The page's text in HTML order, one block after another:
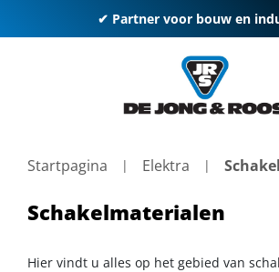
✔ Partner voor bouw en
Startpagina Elektra
Schakelmaterialen
Hier vindt u alles op het gebied van